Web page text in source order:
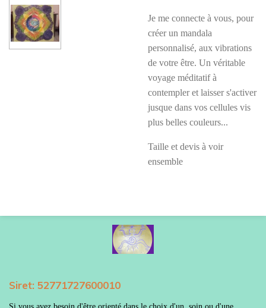
Je me connecte à vous, pour
créer un mandala
personnalisé, aux vibrations
de votre être. Un véritable
voyage méditatif à
contempler et laisser s'activer
jusque dans vos cellules vis
plus belles couleurs...
Taille et devis à voir
ensemble
Siret: 52771727600010